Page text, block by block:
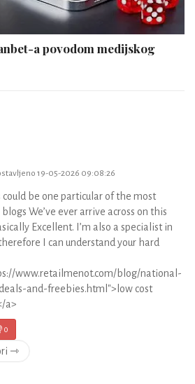
a povodom medijskog
19-05-2026 09:08:26
could be one particular of the most
We’ve ever arrive across on this
Excellent. I’m also a specialist in
I can understand your hard
www.retailmenot.com/blog/national-
and-freebies.html">low cost
a>
0
⇾